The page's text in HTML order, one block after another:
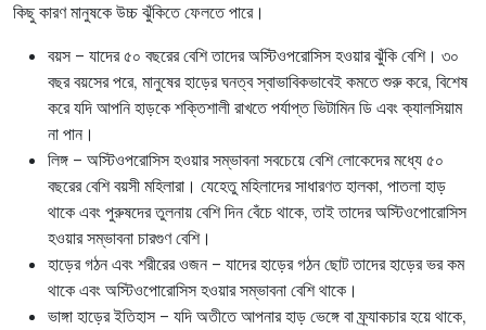
কিছু কারণ মানুষকে উচ্চ ঝুঁকিতে ফেলতে পারে।
বয়স – যাদের ৫০ বছরের বেশি তাদের অস্টিওপরোসিস হওয়ার ঝুঁকি বেশি। ৩০
বছর বয়সের পরে, মানুষের হাড়ের ঘনত্ব স্বাভাবিকভাবেই কমতে শুরু করে, বিশেষ
করে যদি আপনি হাড়কে শক্তিশালী রাখতে পর্যাপ্ত ভিটামিন ডি এবং ক্যালসিয়াম
না পান।
লিঙ্গ – অস্টিওপরোসিস হওয়ার সম্ভাবনা সবচেয়ে বেশি লোকেদের মধ্যে ৫০
বছরের বেশি বয়সী মহিলারা। যেহেতু মহিলাদের সাধারণত হালকা, পাতলা হাড়
থাকে এবং পুরুষদের তুলনায় বেশি দিন বেঁচে থাকে, তাই তাদের অস্টিওপোরোসিস
হওয়ার সম্ভাবনা চারগুণ বেশি।
হাড়ের গঠন এবং শরীরের ওজন – যাদের হাড়ের গঠন ছোট তাদের হাড়ের ভর কম
থাকে এবং অস্টিওপোরোসিস হওয়ার সম্ভাবনা বেশি থাকে।
ভাঙ্গা হাড়ের ইতিহাস – যদি অতীতে আপনার হাড় ভেঙ্গে বা ফ্র্যাকচার হয়ে থাকে,